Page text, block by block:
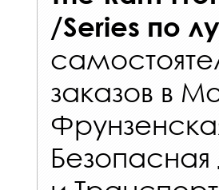
/Series по
заказов в